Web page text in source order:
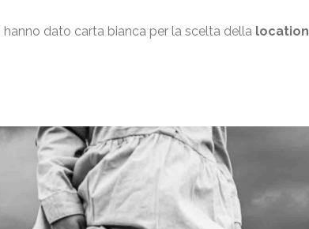
dato carta bianca per la scelta della location